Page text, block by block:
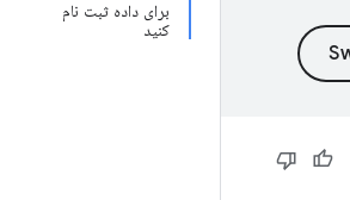
برای داده ثبت نام
کنید